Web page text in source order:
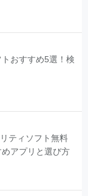
おすすめ5選！検
ティソフト無料
アプリと選び方